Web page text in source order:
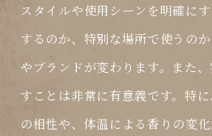
スタイルや使用シーンを明確に
するのか、特別な場所で使うの
やブランドが変わります。また
すことは非常に有意義です。特に
の相性や、体温による香りの変